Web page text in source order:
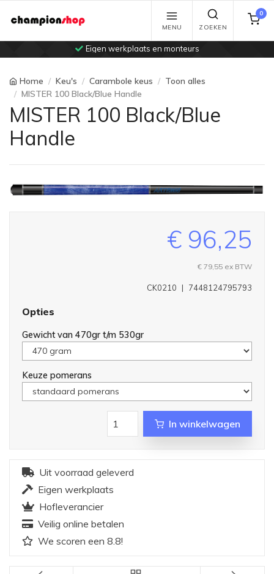
Eigen werkplaats en monteurs
MENU ZOEKEN
0
Home Keu's Carambole keus
Toon alles
MISTER 100 Black/Blue Handle
MISTER 100 Black/Blue
Handle
€ 96,25
€ 79,55 ex BTW
7448124795793
|
CK0210
Opties
Gewicht van 470gr t/m 530gr
Keuze pomerans
In winkelwagen
Uit voorraad geleverd
Eigen werkplaats
Hofleverancier
Veilig online betalen
We scoren een 8.8!